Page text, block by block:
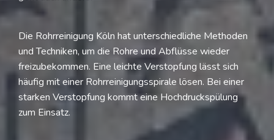
Die Rohrreinigung Köln hat unterschiedliche Methoden
und Techniken, um die Rohre und Abflüsse wieder
freizubekommen. Eine leichte Verstopfung lässt sich
häufig mit einer Rohrreinigungsspirale lösen. Bei einer
starken Verstopfung kommt eine Hochdruckspülung
zum Einsatz.